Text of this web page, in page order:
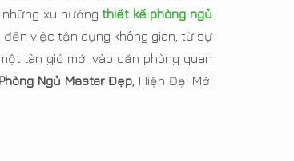
những xu hướngthiết kế phòng ngủ
việc tận dụng không gian, từ sự
làn gió mới vào căn phòng quan
Ngủ Master Đẹp , Hiện Đại Mới